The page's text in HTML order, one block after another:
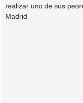
realizar uno de sus
Madrid